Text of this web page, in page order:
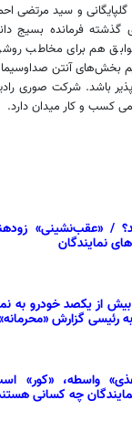
و سید مرتضی
فرمانده بسیج
هم برای مخاطب
بخش‌های آنتن
باشد. شرکت صوری
کسب و کار میدان دارد.
/ «عقب‌نشینی»
نمایندگان
بیش از یکصد خودرو به
واسطه، «کور»
چه کسانی